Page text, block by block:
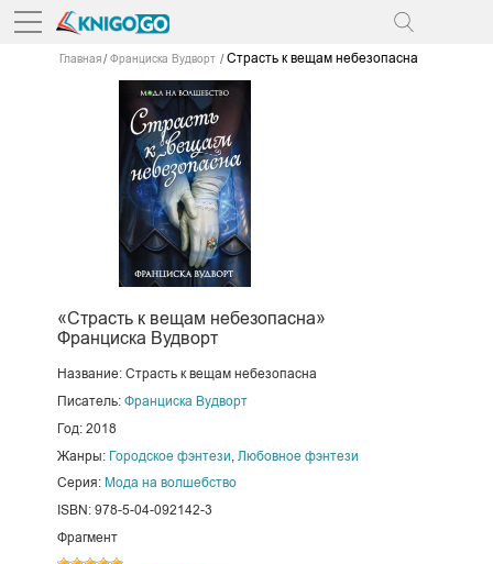
Главная Франциска Вудворт Страсть к вещам небезопасна
«Страсть к вещам небезопасна»
Франциска Вудворт
Название: Страсть к вещам небезопасна
Писатель: Франциска Вудворт
Год: 2018
Жанры: Городское фэнтези Любовное фэнтези
Серия: Мода на волшебство
ISBN: 978-5-04-092142-3
Фрагмент